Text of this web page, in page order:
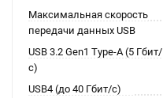
Максимальная скорость
передачи данных USB
USB 3.2 Gen1 Type-A (5 Гбит/
с)
USB4 (до 40 Гбит/с)